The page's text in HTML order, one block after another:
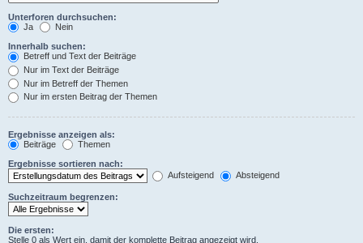
Unterforen durchsuchen:
Ja
Nein
Innerhalb suchen:
Betreff und Text der Beiträge
Nur im Text der Beiträge
Nur im Betreff der Themen
Nur im ersten Beitrag der Themen
Ergebnisse anzeigen als:
Beiträge
Themen
Ergebnisse sortieren nach:
Aufsteigend
Absteigend
Suchzeitraum begrenzen:
Die ersten:
Stelle 0 als Wert ein, damit der komplette Beitrag angezeigt wird.